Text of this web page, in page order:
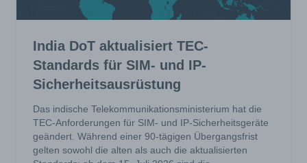
India DoT aktualisiert TEC-
Standards für SIM- und IP-
Sicherheitsausrüstung
Das indische Telekommunikationsministerium hat die
TEC-Anforderungen für SIM- und IP-Sicherheitsgeräte
geändert. Während einer 90-tägigen Übergangsfrist
gelten sowohl die alten als auch die aktualisierten